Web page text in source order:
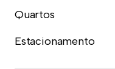
Quartos
Estacionamento